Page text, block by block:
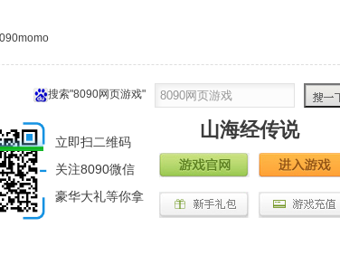
搜索"8090网页游戏"
立即扫二维码
关注8090微信
豪华大礼等你拿
山海经传说